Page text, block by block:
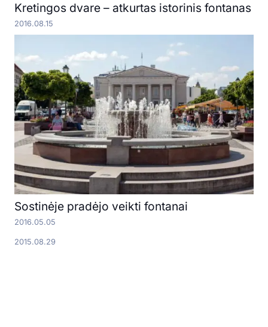
Kretingos dvare – atkurtas istorinis fontanas
2016.08.15
Sostinėje pradėjo veikti fontanai
2016.05.05
2015.08.29